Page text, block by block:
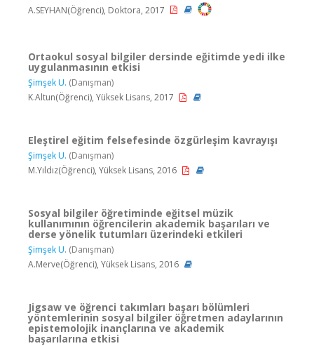
A.SEYHAN(Öğrenci), Doktora, 2017
Ortaokul sosyal bilgiler dersinde eğitimde yedi ilke
uygulanmasının etkisi
Şimşek U. (Danışman)
K.Altun(Öğrenci), Yüksek Lisans, 2017
Eleştirel eğitim felsefesinde özgürleşim kavrayışı
Şimşek U. (Danışman)
M.Yıldız(Öğrenci), Yüksek Lisans, 2016
Sosyal bilgiler öğretiminde eğitsel müzik
kullanımının öğrencilerin akademik başarıları ve
derse yönelik tutumları üzerindeki etkileri
Şimşek U. (Danışman)
A.Merve(Öğrenci), Yüksek Lisans, 2016
Jigsaw ve öğrenci takımları başarı bölümleri
yöntemlerinin sosyal bilgiler öğretmen adaylarının
epistemolojik inançlarına ve akademik
başarılarına etkisi